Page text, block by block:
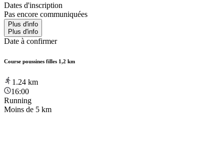
Dates d'inscription
Pas encore communiquées
Plus d'info
Plus d'info
Date à confirmer
Course poussines filles 1,2 km
1.24 km
16:00
Running
Moins de 5 km